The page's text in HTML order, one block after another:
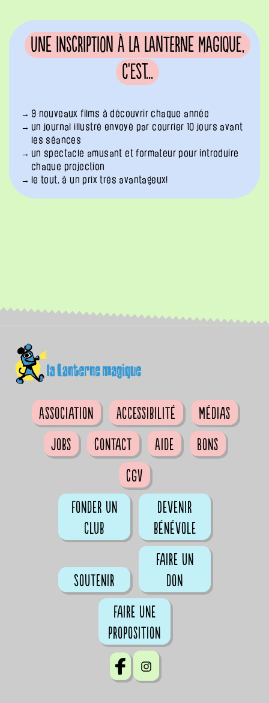
Une inscription à La Lanterne Magique,
c'est...
9 nouveaux films à découvrir chaque année
un journal illustré envoyé par courrier 10 jours avant
les séances
un spectacle amusant et formateur pour introduire
chaque projection
le tout, à un prix très avantageux!
Association Accessibilité
Médias
Jobs
Contact Aide
Bons
CGV
Fonder un
club
Devenir
bénévole
Soutenir
Faire un
don
Faire une
proposition